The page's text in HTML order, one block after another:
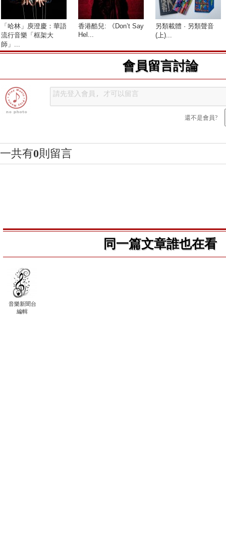
「哈林」庾澄慶：華語
流行音樂「框架大
師」...
香港酷兒: 《Don’t Say
Hel...
另類載體 · 另類聲音
(上)...
會員留言討論
還不是會員?
一共有0則留言
同一篇文章誰也在看
音樂新聞台
編輯